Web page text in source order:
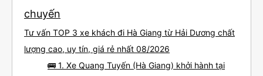
chuyến
Tư vấn TOP 3 xe khách đi Hà Giang từ Hải Dương chất
lượng cao, uy tín, giá rẻ nhất 08/2026
🚌 1. Xe Quang Tuyến (Hà Giang) khởi hành tại